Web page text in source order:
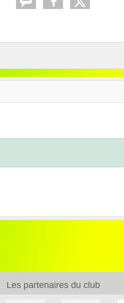
Les partenaires du club